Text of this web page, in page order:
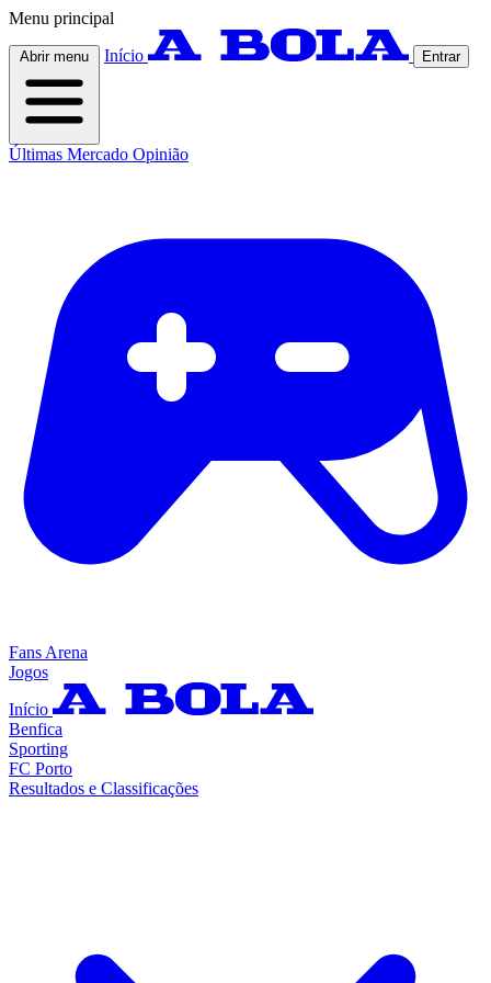
Menu principal
Abrir menu Início Entrar
Últimas Mercado Opinião
Fans Arena
Jogos
Início
Benfica
Sporting
FC Porto
Resultados e Classificações